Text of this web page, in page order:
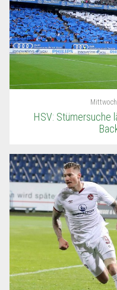
Mittwoch
HSV: Stümersuche